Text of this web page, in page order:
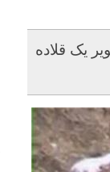
یک قلاده